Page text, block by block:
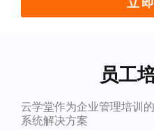
员工
云学堂作为企业管理培训
系统解决方案